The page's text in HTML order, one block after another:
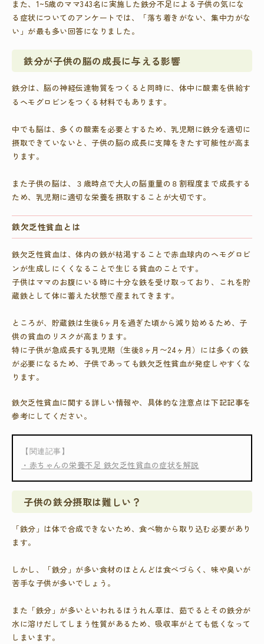
また、1~5歳のママ343名に実施した鉄分不足による子供の気にな
る症状についてのアンケートでは、「落ち着きがない、集中力がな
い」が最も多い回答になりました。
鉄分が子供の脳の成長に与える影響
鉄分は、脳の神経伝達物質をつくると同時に、体中に酸素を供給す
るヘモグロビンをつくる材料でもあります。
中でも脳は、多くの酸素を必要とするため、乳児期に鉄分を適切に
摂取できていないと、子供の脳の成長に支障をきたす可能性が高ま
ります。
また子供の脳は、３歳時点で大人の脳重量の８割程度まで成長する
ため、乳児期に適切な栄養を摂取することが大切です。
鉄欠乏性貧血とは
鉄欠乏性貧血は、体内の鉄が枯渇することで赤血球内のヘモグロビ
ンが生成しにくくなることで生じる貧血のことです。
子供はママのお腹にいる時に十分な鉄を受け取っており、これを貯
蔵鉄として体に蓄えた状態で産まれてきます。
ところが、貯蔵鉄は生後6ヶ月を過ぎた頃から減り始めるため、子
供の貧血のリスクが高まります。
特に子供が急成長する乳児期（生後8ヶ月〜24ヶ月）には多くの鉄
が必要になるため、子供であっても鉄欠乏性貧血が発症しやすくな
ります。
鉄欠乏性貧血に関する詳しい情報や、具体的な注意点は下記記事を
参考にしてください。
【関連記事】
・ 赤ちゃんの栄養不足 鉄欠乏性貧血の症状を解説
子供の鉄分摂取は難しい？
「鉄分」は体で合成できないため、食べ物から取り込む必要があり
ます。
しかし、「鉄分」が多い食材のほとんどは食べづらく、味や臭いが
苦手な子供が多いでしょう。
また「鉄分」が多いといわれるほうれん草は、茹でるとその鉄分が
水に溶けだしてしまう性質があるため、吸収率がとても低くなって
しまいます。